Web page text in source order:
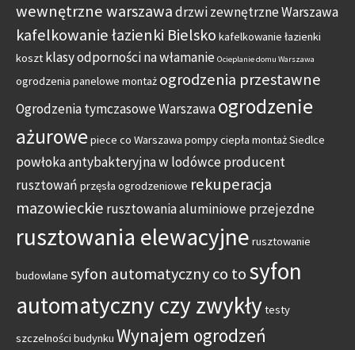
wewnętrzne warszawadrzwi zewnętrzne Warszawa
kafelkowanie łazienki Bielsko kafelkowanie łazienki
koszt klasy odporności na włamanie Ocieplanie domu Warszawa
ogrodzenia panelowe montaż ogrodzenia przestawne
Ogrodzenia tymczasowe Warszawaogrodzenie
ażurowepiece co Warszawa pompy ciepła montaż Siedlce
powłoka antybakteryjna w lodówceproducent
rusztowań przęsła ogrodzeniowe rekuperacja
mazowieckie rusztowania aluminiowe przejezdne
rusztowania elewacyjne rusztowanie
budowlane syfon automatyczny co tosyfon
automatyczny czy zwykłytesty
szczelności budynku Wynajem ogrodzeń